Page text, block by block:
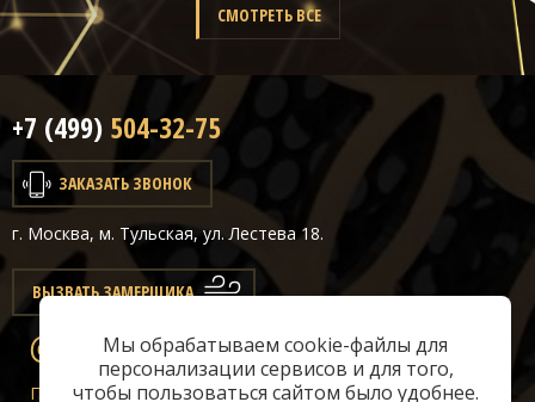
Мы обрабатываем cookie-файлы для
персонализации сервисов и для того,
чтобы пользоваться сайтом было удобнее.
СМОТРЕТЬ ВСЕ
+7 (499) 504-32-75
ЗАКАЗАТЬ ЗВОНОК
г. Москва, м. Тульская, ул. Лестева 18.
ВЫЗВАТЬ ЗАМЕРЩИКА
info@classicair.ru
Пн-Сб:10 — 20